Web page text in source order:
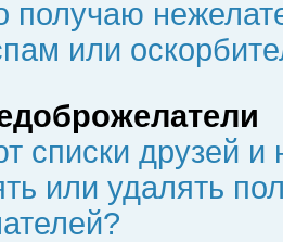
получаю
или
списки друзей
или удалять